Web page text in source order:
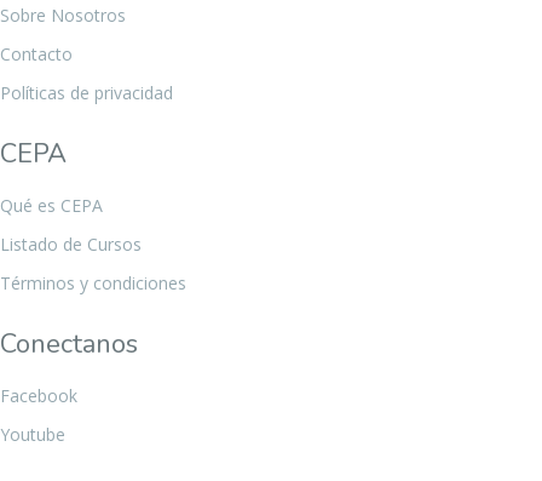
Sobre Nosotros
Contacto
Políticas de privacidad
CEPA
Qué es CEPA
Listado de Cursos
Términos y condiciones
Conectanos
Facebook
Youtube